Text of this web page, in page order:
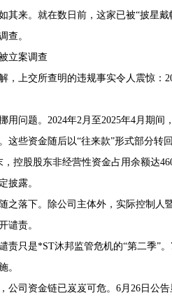
其来。就在数日前，这家已被“披星
查。
立案调查
，上交所查明的违规事实令人震惊：
用问题。2024年2月至2025年4月期
这些资金随后以“往来款”形式部分转
，控股股东非经营性资金占用余额达
披露。
之落下。除公司主体外，实际控制
谴责。
责只是*ST沐邦监管危机的“第二季”
。
公司资金链已岌岌可危。6月26日公